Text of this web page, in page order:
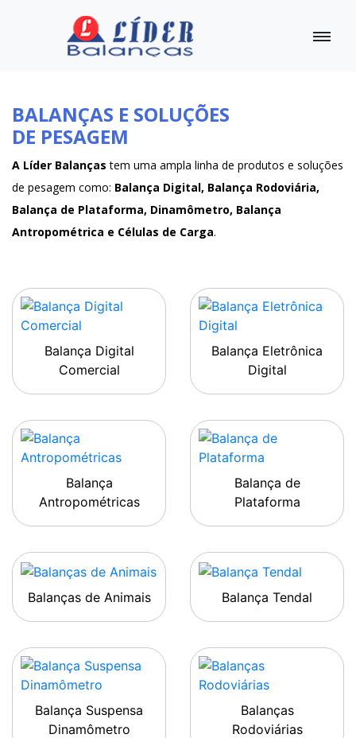
BALANÇAS E SOLUÇÕES
DE PESAGEM
A Líder Balanças tem uma ampla linha de produtos e soluções
de pesagem como: Balança Digital, Balança Rodoviária,
Balança de Plataforma, Dinamômetro, Balança
Antropométrica e Células de Carga.
Balança Digital
Comercial
Balança Eletrônica
Digital
Balança
Antropométricas
Balança de
Plataforma
Balanças de Animais Balança Tendal
Balança Suspensa
Dinamômetro
Balanças
Rodoviárias